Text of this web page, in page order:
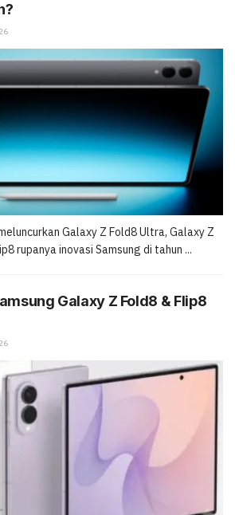
Galaxy Z Fold8 Ultra, Galaxy Z
rupanya inovasi Samsung di tahun ...
Galaxy Z Fold8 & Flip8